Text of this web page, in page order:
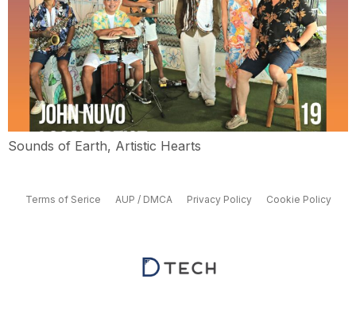
Sounds of Earth, Artistic Hearts
Terms of Serice AUP / DMCA Privacy Policy Cookie Policy